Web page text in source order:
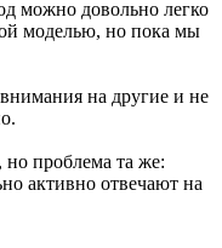
можно довольно легко
моделью, но пока мы
на другие и не
, но проблема та же:
активно отвечают на